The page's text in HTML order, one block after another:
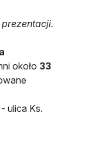
około 33
ulica Ks.